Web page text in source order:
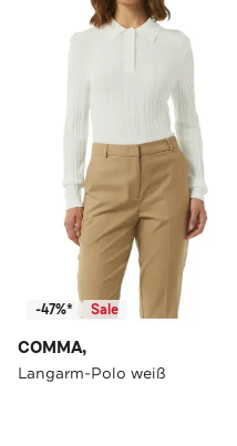
-47%* Sale
COMMA,
Langarm-Polo weiß